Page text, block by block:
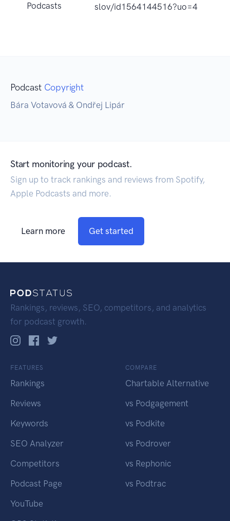
Podcasts
slov/id1564144516?uo=4
Podcast Copyright
Bára Votavová & Ondřej Lipár
Start monitoring your podcast.
Sign up to track rankings and reviews from Spotify,
Apple Podcasts and more.
Learn more Get started
Rankings, reviews, SEO, competitors, and analytics
for podcast growth.
FEATURES
Rankings
Reviews
Keywords
SEO Analyzer
Competitors
Podcast Page
YouTube
COMPARE
Chartable Alternative
vs Podgagement
vs Podkite
vs Podrover
vs Rephonic
vs Podtrac